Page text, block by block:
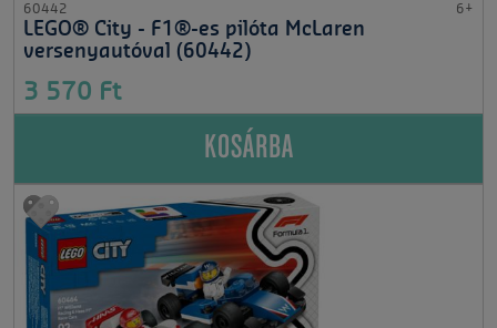
60442 6+
LEGO® City - F1®-es pilóta McLaren
versenyautóval (60442)
3 570 Ft
KOSÁRBA